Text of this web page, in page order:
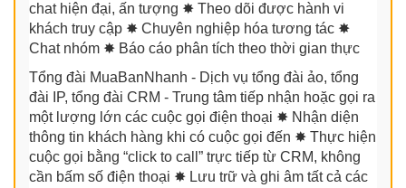
chat hiện đại, ấn tượng ✸ Theo dõi được hành vi
khách truy cập ✸ Chuyên nghiệp hóa tương tác ✸
Chat nhóm ✸ Báo cáo phân tích theo thời gian thực
Tổng đài MuaBanNhanh - Dịch vụ tổng đài ảo, tổng
đài IP, tổng đài CRM - Trung tâm tiếp nhận hoặc gọi ra
một lượng lớn các cuộc gọi điện thoại ✸ Nhận diện
thông tin khách hàng khi có cuộc gọi đến ✸ Thực hiện
cuộc gọi bằng “click to call” trực tiếp từ CRM, không
cần bấm số điện thoại ✸ Lưu trữ và ghi âm tất cả các